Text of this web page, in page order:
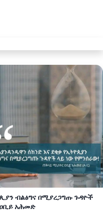
ብልፅግና በሚያረጋግጡ ጉዳዮች
አሕመድ